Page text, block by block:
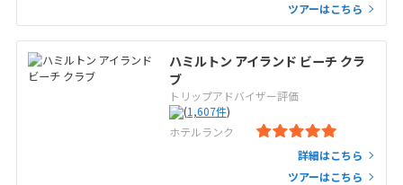
ツアーはこちら
ハミルトン アイランド ビーチ クラ
ブ
トリップアドバイザー評価
(1,607件)
ホテルランク
詳細はこちら
ツアーはこちら